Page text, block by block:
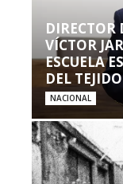
DIRECTOR
VÍCTOR
ESCUELA
DEL
NACIONAL